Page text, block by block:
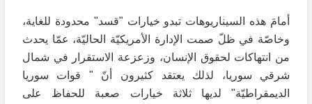
أمامَ هذه السيناريوهات تبدو خيارات "قسد" محدودة للغاية،
وخاصّة في ظلّ صمت الإدارة الأمريكيّة الحاليّة، عمّا يحدث
من انتهاكات لحقوق الإنسان، وزعزعة الاستقرار في شمال
شرقي سوريا، لذلك يعتقد كثيرون أنّ " قوات سوريا
الديمقراطيّة" لديها ثلاثة خيارات صعبة للحفاظ على